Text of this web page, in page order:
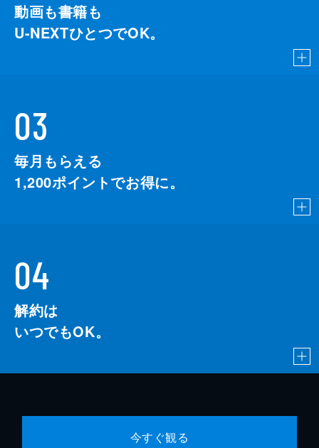
動画も書籍も
U-NEXTひとつでOK。
03
毎月もらえる
1,200ポイントでお得に。
04
解約は
いつでもOK。
今すぐ観る